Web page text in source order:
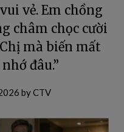
vẻ. Em chồng
châm chọc cười
mà biến mất
đâu.”
byCTV